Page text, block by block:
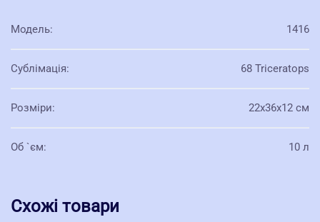
Модель: 1416
Сублімація: 68 Triceratops
Розміри: 22х36х12 см
Об `єм: 10 л
Схожі товари